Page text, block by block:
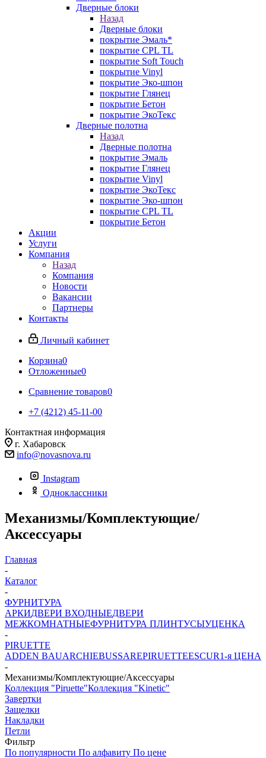
Дверные блоки
Назад
Дверные блоки
покрытие Эмаль*
покрытие CPL TL
покрытие Soft Touch
покрытие Vinyl
покрытие Эко-шпон
покрытие Глянец
покрытие Бетон
покрытие ЭкоТекс
Дверные полотна
Назад
Дверные полотна
покрытие Эмаль
покрытие Глянец
покрытие Vinyl
покрытие ЭкоТекс
покрытие Эко-шпон
покрытие CPL TL
покрытие Бетон
Акции
Услуги
Компания
Назад
Компания
Новости
Вакансии
Партнеры
Контакты
Личный кабинет
Корзина0
Отложенные0
Сравнение товаров0
+7 (4212) 45-11-00
Контактная информация
г. Хабаровск
info@novasnova.ru
Instagram
Одноклассники
Механизмы/Комплектующие/
Аксессуары
Главная
-
Каталог
-
ФУРНИТУРА
АРКИДВЕРИ ВХОДНЫЕДВЕРИ
МЕЖКОМНАТНЫЕФУРНИТУРА ПЛИНТУСЫУЦЕНКА
-
PIRUETTE
ADDEN BAUARCHIEBUSSAREPIRUETTEESCUR1-я ЦЕНА
-
Механизмы/Комплектующие/Аксессуары
Коллекция "Piruette"Коллекция "Kinetic"
Завертки
Защелки
Накладки
Петли
Фильтр
По популярности По алфавиту По цене